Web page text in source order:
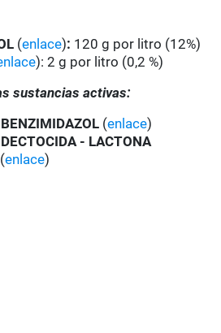
(enlace): 120 g por litro (12%)
): 2 g por litro (0,2 %)
sustancias activas:
(enlace)
- LACTONA
enlace)